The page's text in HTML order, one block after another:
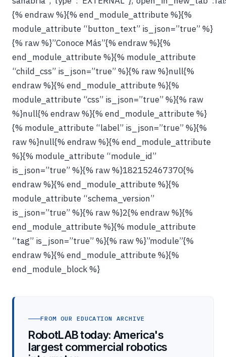
{% endraw %}{% end_module_attribute %}{%
module_attribute “button_text” is_json=”true” %}
{% raw %}”Conoce Más”{% endraw %}{%
end_module_attribute %}{% module_attribute
“child_css” is_json=”true” %}{% raw %}null{%
endraw %}{% end_module_attribute %}{%
module_attribute “css” is_json=”true” %}{% raw
%}null{% endraw %}{% end_module_attribute %}
{% module_attribute “label” is_json=”true” %}{%
raw %}null{% endraw %}{% end_module_attribute
%}{% module_attribute “module_id”
is_json=”true” %}{% raw %}182152467370{%
endraw %}{% end_module_attribute %}{%
module_attribute “schema_version”
is_json=”true” %}{% raw %}2{% endraw %}{%
end_module_attribute %}{% module_attribute
“tag” is_json=”true” %}{% raw %}”module”{%
endraw %}{% end_module_attribute %}{%
end_module_block %}
FROM OUR EDUCATION ARCHIVE
RobotLAB today: America's
largest commercial robotics